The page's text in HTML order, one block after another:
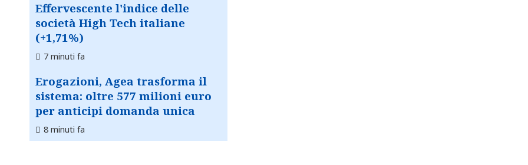
Effervescente l'indice delle
società High Tech italiane
(+1,71%)
7 minuti fa
Erogazioni, Agea trasforma il
sistema: oltre 577 milioni euro
per anticipi domanda unica
8 minuti fa